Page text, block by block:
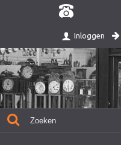
Inloggen